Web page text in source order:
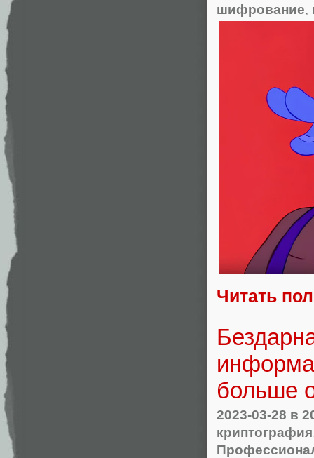
шифрование,
Читать
больше
2023-03-28 в
криптография